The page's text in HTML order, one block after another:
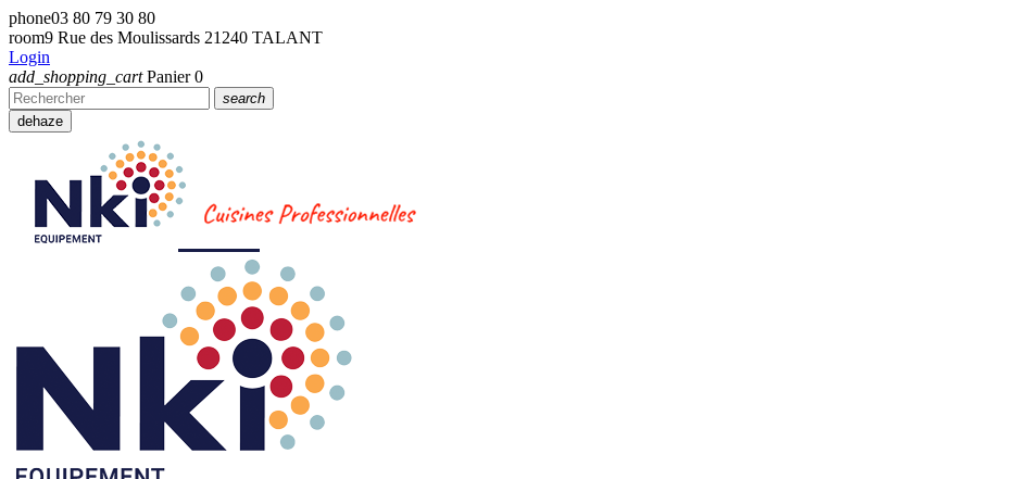
phone03 80 79 30 80
room9 Rue des Moulissards 21240 TALANT
Login
add_shopping_cart Panier 0
search
dehaze